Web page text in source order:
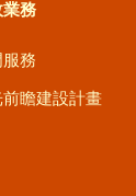
務
務
瞻建設計畫